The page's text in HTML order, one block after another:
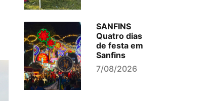
SANFINS
Quatro dias
de festa em
Sanfins
7/08/2026